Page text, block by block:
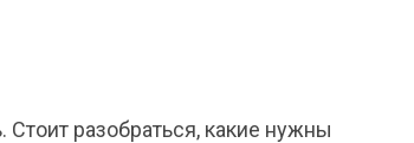
разобраться, какие нужны